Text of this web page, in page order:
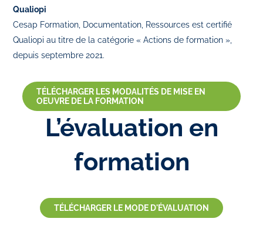
Qualiopi
Cesap Formation, Documentation, Ressources est certifié
Qualiopi au titre de la catégorie « Actions de formation »,
depuis septembre 2021.
TÉLÉCHARGER LES MODALITÉS DE MISE EN
OEUVRE DE LA FORMATION
L’évaluation en
formation
TÉLÉCHARGER LE MODE D'ÉVALUATION